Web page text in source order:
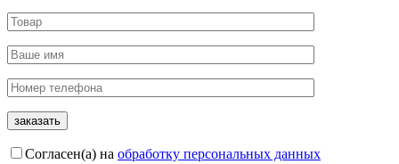
Согласен(а) на обработку персональных данных